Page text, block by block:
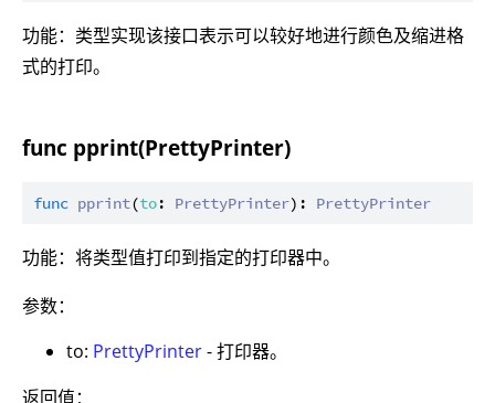
功能：类型实现该接口表示可以较好地进行颜色及缩进格
式的打印。
func pprint(PrettyPrinter)
func pprint(to: PrettyPrinter): PrettyPrinter
功能：将类型值打印到指定的打印器中。
参数：
to: PrettyPrinter- 打印器。
返回值：